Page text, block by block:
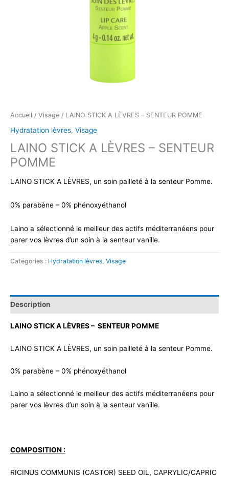
Accueil / Visage / LAINO STICK A LÈVRES – SENTEUR POMME
Hydratation lèvres, Visage
LAINO STICK A LÈVRES – SENTEUR
POMME
LAINO STICK A LÈVRES, un soin pailleté à la senteur Pomme.
0% parabène – 0% phénoxyéthanol
Laino a sélectionné le meilleur des actifs méditerranéens pour
parer vos lèvres d’un soin à la senteur vanille.
Catégories : Hydratation lèvres, Visage
Description
LAINO STICK A LÈVRES – SENTEUR POMME
LAINO STICK A LÈVRES, un soin pailleté à la senteur Pomme.
0% parabène – 0% phénoxyéthanol
Laino a sélectionné le meilleur des actifs méditerranéens pour
parer vos lèvres d’un soin à la senteur vanille.
COMPOSITION :
RICINUS COMMUNIS (CASTOR) SEED OIL, CAPRYLIC/CAPRIC